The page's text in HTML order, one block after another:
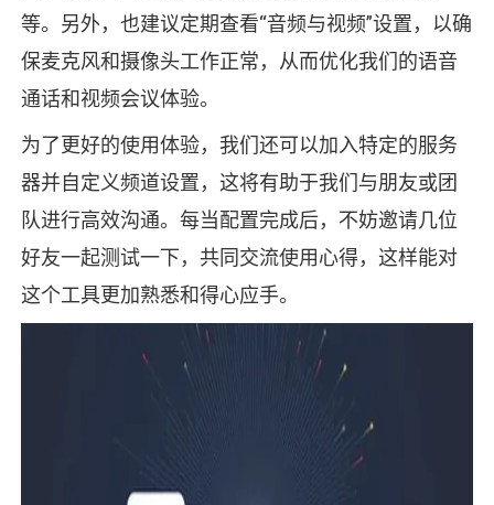
等。另外，也建议定期查看“音频与视频”设置，以确
保麦克风和摄像头工作正常，从而优化我们的语音
通话和视频会议体验。
为了更好的使用体验，我们还可以加入特定的服务
器并自定义频道设置，这将有助于我们与朋友或团
队进行高效沟通。每当配置完成后，不妨邀请几位
好友一起测试一下，共同交流使用心得，这样能对
这个工具更加熟悉和得心应手。